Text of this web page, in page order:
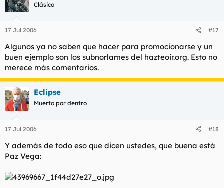
Clásico
17 Jul 2006 #17
Algunos ya no saben que hacer para promocionarse y un
buen ejemplo son los subnorlames del hazteoir.org. Esto no
merece más comentarios.
Eclipse
Muerto por dentro
17 Jul 2006 #18
Y además de todo eso que dicen ustedes, que buena está
Paz Vega: